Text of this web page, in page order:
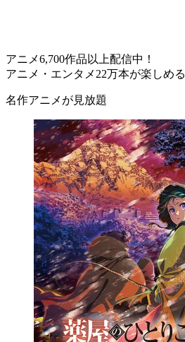
アニメ6,700作品以上配信中！
アニメ・エンタメ22万本が楽しめる
名作アニメが見放題